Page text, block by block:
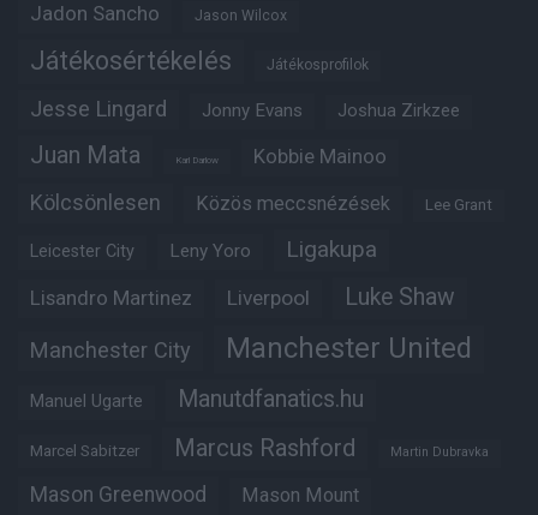
Jadon Sancho Jason Wilcox
Játékosértékelés Játékosprofilok
Jesse Lingard Jonny Evans Joshua Zirkzee
Juan Mata Karl Darlow Kobbie Mainoo
Kölcsönlesen Közös meccsnézések Lee Grant
Leicester City Leny Yoro Ligakupa
Lisandro Martinez Liverpool Luke Shaw
Manchester City Manchester United
Manuel Ugarte Manutdfanatics.hu
Marcel Sabitzer Marcus Rashford Martin Dubravka
Mason Greenwood Mason Mount